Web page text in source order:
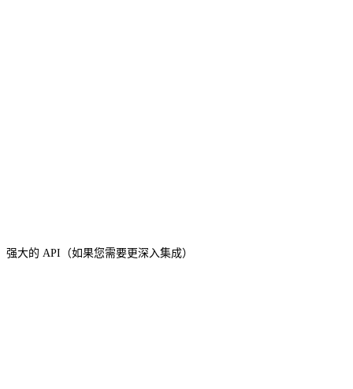
强大的 API（如果您需要更深入集成）